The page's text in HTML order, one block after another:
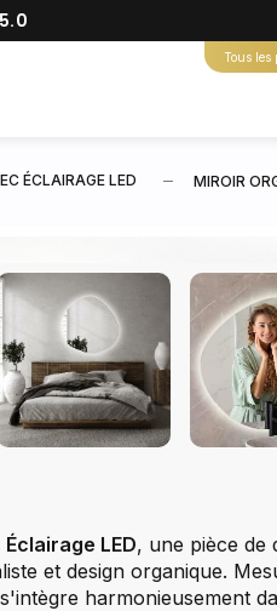
5.0
Tous les
ÉCLAIRAGE LED MIROIR
LED, une pièce de
et design organique.
harmonieusement